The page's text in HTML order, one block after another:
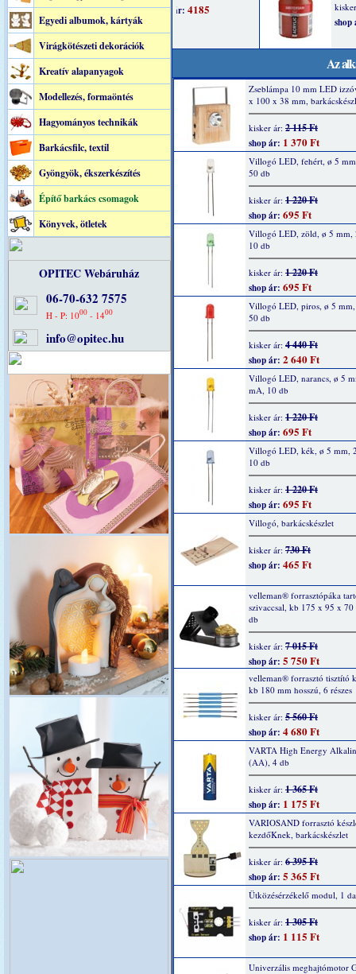
Egyedi albumok, kártyák
Virágkötészeti dekorációk
Kreatív alapanyagok
Modellezés, formaöntés
Hagyományos technikák
Barkácsfilc, textil
Gyöngyök, ékszerkészítés
Építő barkács csomagok
Könyvek, ötletek
OPITEC Webáruház
06-70-632 7575
H - P: 1000- 1400
info@opitec.hu
Az
Zseblámpa 10 mm LED
x 100 x 38 mm,
kisker ár: 2 115 Ft
shop ár: 1 370 Ft
Villogó LED, fehért, ø 5
50 db
kisker ár: 1 220 Ft
shop ár: 695 Ft
Villogó LED, zöld, ø 5 mm,
10 db
kisker ár: 1 220 Ft
shop ár: 695 Ft
Villogó LED, piros, ø 5
50 db
kisker ár: 4 440 Ft
shop ár: 2 640 Ft
Villogó LED, narancs, ø 5
mA, 10 db
kisker ár: 1 220 Ft
shop ár: 695 Ft
Villogó LED, kék, ø 5 mm,
10 db
kisker ár: 1 220 Ft
shop ár: 695 Ft
Villogó, barkácskészlet
kisker ár: 730 Ft
shop ár: 465 Ft
velleman® forrasztópáka
szivaccsal, kb 175 x 95 x
db
kisker ár: 7 015 Ft
shop ár: 5 750 Ft
velleman® forrasztó tisztító
kb 180 mm hosszú, 6 részes
kisker ár: 5 560 Ft
shop ár: 4 680 Ft
VARTA High Energy
(AA), 4 db
kisker ár: 1 365 Ft
shop ár: 1 175 Ft
VARIOSAND forrasztó
kezdőKnek, barkácskészlet
kisker ár: 6 395 Ft
shop ár: 5 365 Ft
Ütközésérzékelő modul, 1
kisker ár: 1 305 Ft
shop ár: 1 115 Ft
Univerzális meghajtómotor